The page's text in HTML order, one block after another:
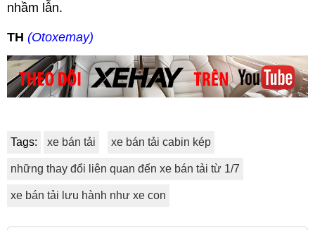
nhầm lẫn.
TH (Otoxemay)
Tags: xe bán tải xe bán tải cabin kép
những thay đổi liên quan đến xe bán tải từ 1/7
xe bán tải lưu hành như xe con